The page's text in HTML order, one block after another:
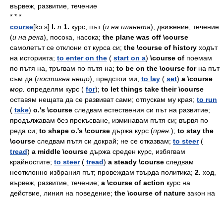
вървеж, развитие, течение
* * *
course[kɔ:s] I. n 1. курс, път(и на планета), движение, течение
(и на река), посока, насока; the plane was off \course
самолетътсе отклони от курса си; the \course of history ходът
на историята; to enter on the ( start on a) \course of поемам
по пътя на, тръгвам по пътя на; to be on the \course forна път
съм да (постигна нещо), предстои ми; to lay ( set) a \course
мор. определям курс ( for); to let things take their \course
оставям нещата да се развиватсами; отпускам му края; to run
( take) o.'s \course следвам естествения си път на развитие;
продължавам без прекъсване, изминавам пътя си; вървя по
реда си; to shape o.'s \course държа курс (прен. ); to stay the
\course следвам пътя си докрай; не се отказвам; to steer(
tread) a middle \course държа среден курс, избягвам
крайностите; to steer( tread) a steady \course следвам
неотклонно избрания път; провеждам твърда политика; 2. ход,
вървеж, развитие, течение; a \course of action курс на
действие, линия на поведение; the \course of nature закон на